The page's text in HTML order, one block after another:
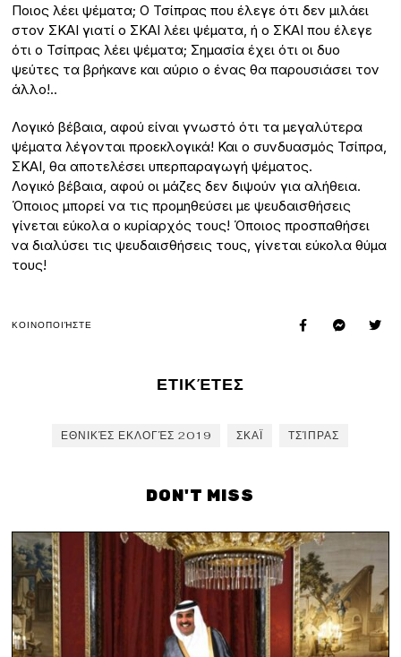
Ποιος λέει ψέματα; Ο Τσίπρας που έλεγε ότι δεν μιλάει
στον ΣΚΑΙ γιατί ο ΣΚΑΙ λέει ψέματα, ή ο ΣΚΑΙ που έλεγε
ότι ο Τσίπρας λέει ψέματα; Σημασία έχει ότι οι δυο
ψεύτες τα βρήκανε και αύριο ο ένας θα παρουσιάσει τον
άλλο!..
Λογικό βέβαια, αφού είναι γνωστό ότι τα μεγαλύτερα
ψέματα λέγονται προεκλογικά! Και ο συνδυασμός Τσίπρα,
ΣΚΑΙ, θα αποτελέσει υπερπαραγωγή ψέματος.
Λογικό βέβαια, αφού οι μάζες δεν διψούν για αλήθεια.
Όποιος μπορεί να τις προμηθεύσει με ψευδαισθήσεις
γίνεται εύκολα ο κυρίαρχός τους! Όποιος προσπαθήσει
να διαλύσει τις ψευδαισθήσεις τους, γίνεται εύκολα θύμα
τους!
ΚΟΙΝΟΠΟΙΉΣΤΕ
ΕΤΙΚΈΤΕΣ
ΕΘΝΙΚΈΣ ΕΚΛΟΓΈΣ 2019 ΣΚΑΪ ΤΣΊΠΡΑΣ
DON'T MISS